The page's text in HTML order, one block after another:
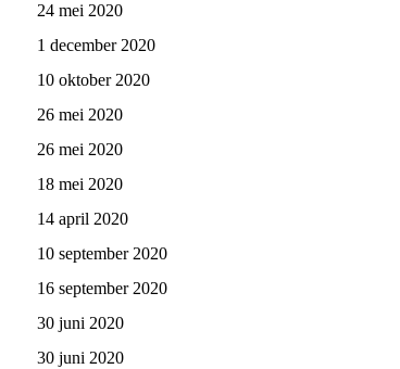
24 mei 2020
1 december 2020
10 oktober 2020
26 mei 2020
26 mei 2020
18 mei 2020
14 april 2020
10 september 2020
16 september 2020
30 juni 2020
30 juni 2020